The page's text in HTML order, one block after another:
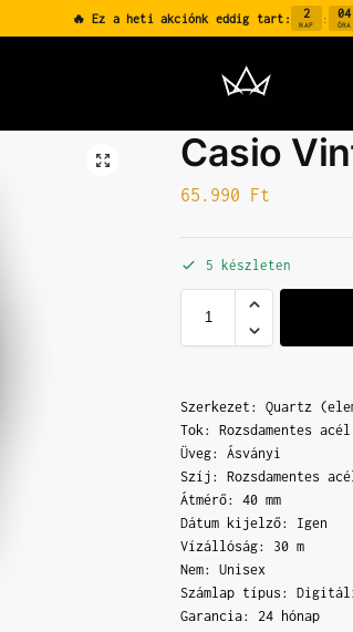
🔥 Ez a heti akciónk eddig tart: 2
NAP : 04
ÓRA
Casio
65.990 Ft
5 készleten
Szerkezet: Quartz
Tok: Rozsdamentes acél
Üveg: Ásványi
Szíj: Rozsdamentes
Átmérő: 40 mm
Dátum kijelző: Igen
Vízállóság: 30 m
Nem: Unisex
Számlap típus:
Garancia: 24 hónap